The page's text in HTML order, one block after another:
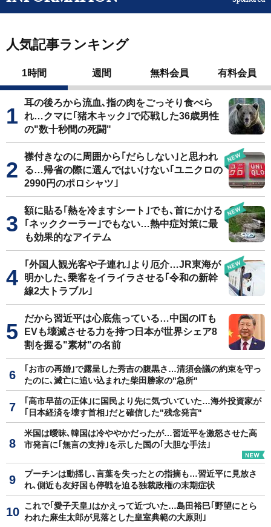
人気記事ランキング
1時間 週間 無料会員 有料会員
耳の後ろから流血､指の肉をごっそり食べら
れ…クマに｢猪木キック｣で応戦した36歳男性
の"数十秒間の死闘"
襟付きなのに周囲から｢だらしない｣と思われ
る…帰省の際に選んではいけない｢ユニクロの
2990円のポロシャツ｣
額に貼る｢熱を冷ますシート｣でも､首にかける
｢ネッククーラー｣でもない…熱中症対策に最
も効果的なアイテム
｢外国人観光客や子連れ｣より厄介…JR東海が
明かした､乗客をイライラさせる｢令和の新幹
線2大トラブル｣
だから習近平は心底焦っている…中国のITも
EVも壊滅させる力を持つ日本が世界シェア8
割を握る"素材"の名前
｢お市の再婚｣で露呈した秀吉の腹黒さ…清須会議の約束を守っ
たのに､滅亡に追い込まれた柴田勝家の"急所"
｢高市早苗の正体｣に国民より先に気づいていた…海外投資家が
｢日本経済を壊す首相｣だと確信した"残念発言"
米国は曖昧､韓国は冷ややかだったが…習近平を激怒させた高
市発言に｢無言の支持｣を示した国の｢大胆な手法｣
プーチンは動揺し､言葉を失ったとの指摘も…習近平に見放さ
れ､側近も友好国も停戦を迫る独裁政権の末期症状
これで｢愛子天皇｣はかえって近づいた…島田裕巳｢野望にとら
われた麻生太郎が見落とした皇室典範の大原則｣